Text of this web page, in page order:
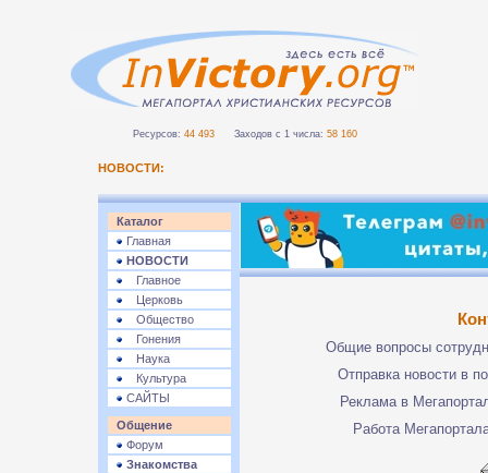
Ресурсов: 44 493 Заходов с 1 числа: 58 160
НОВОСТИ:
Каталог
Главная
НОВОСТИ
Главное
Церковь
Общество
Гонения
Наука
Культура
САЙТЫ
Общение
Форум
Знакомства
Общие вопросы
Отправка новости в
Реклама в
Работа